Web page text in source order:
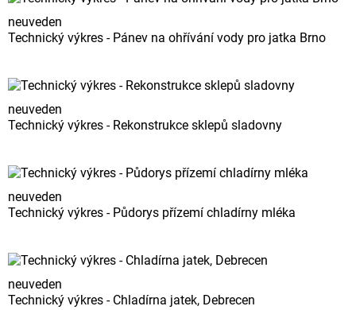
neuveden
Technický výkres - Pánev na ohřívání vody pro jatka Brno
neuveden
Technický výkres - Rekonstrukce sklepů sladovny
neuveden
Technický výkres - Půdorys přízemí chladírny mléka
neuveden
Technický výkres - Chladírna jatek, Debrecen